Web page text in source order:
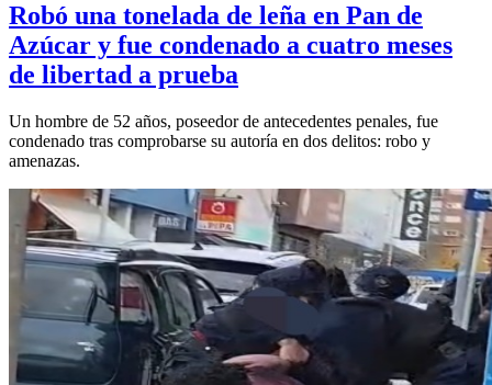
Robó una tonelada de leña en Pan de
Azúcar y fue condenado a cuatro meses
de libertad a prueba
Un hombre de 52 años, poseedor de antecedentes penales, fue
condenado tras comprobarse su autoría en dos delitos: robo y
amenazas.